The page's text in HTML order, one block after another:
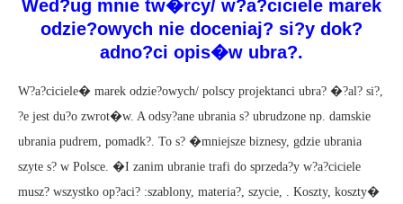
Wed?ug mnie tw�rcy/ w?a?ciciele marek
odzie?owych nie doceniaj? si?y dok?
adno?ci opis�w ubra?.
W?a?ciciele� marek odzie?owych/ polscy projektanci ubra? �?al? si?,
?e jest du?o zwrot�w. A odsy?ane ubrania s? ubrudzone np. damskie
ubrania pudrem, pomadk?. To s? �mniejsze biznesy, gdzie ubrania
szyte s? w Polsce. �I zanim ubranie trafi do sprzeda?y w?a?ciciele
musz? wszystko op?aci? :szablony, materia?, szycie, . Koszty, koszty�